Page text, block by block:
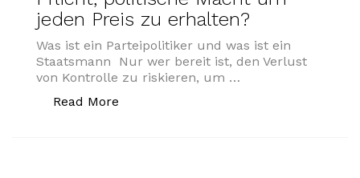
jeden Preis zu erhalten?
Was ist ein Parteipolitiker und was ist ein
Staatsmann Nur wer bereit ist, den Verlust
von Kontrolle zu riskieren, um …
Read More